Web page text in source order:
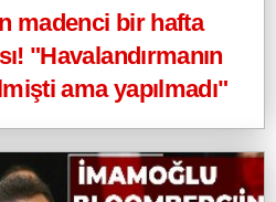
madenci bir hafta
"Havalandırmanın
ama yapılmadı"